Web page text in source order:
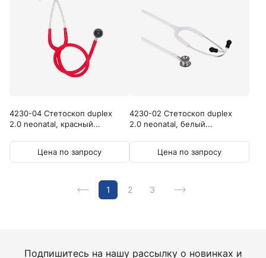
4230-04 Стетоскоп duplex
2.0 neonatal, красный...
Цена по запросу
4230-02 Стетоскоп duplex
2.0 neonatal, белый...
Цена по запросу
1 2 3
Подпишитесь на нашу рассылку о новинках и